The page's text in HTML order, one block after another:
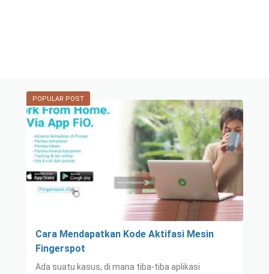
POPULAR POST
Cara Mendapatkan Kode Aktifasi Mesin
Fingerspot
Ada suatu kasus, di mana tiba-tiba aplikasi